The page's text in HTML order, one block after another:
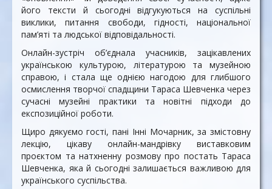
його тексти й сьогодні відгукуються на суспільні
виклики, питання свободи, гідності, національної
пам’яті та людської відповідальності.
Онлайн-зустріч об’єднала учасників, зацікавлених
українською культурою, літературою та музейною
справою, і стала ще однією нагодою для глибшого
осмислення творчої спадщини Тараса Шевченка через
сучасні музейні практики та новітні підходи до
експозиційної роботи.
Щиро дякуємо гості, пані Інні Мочарник, за змістовну
лекцію, цікаву онлайн-мандрівку виставковим
проєктом та натхненну розмову про постать Тараса
Шевченка, яка й сьогодні залишається важливою для
українського суспільства.